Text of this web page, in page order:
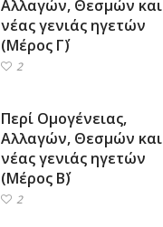
Αλλαγών, Θεσμών και
νέας γενιάς ηγετών
(Μέρος Γ΄)
2
Περί Ομογένειας,
Αλλαγών, Θεσμών και
νέας γενιάς ηγετών
(Μέρος Β΄)
2